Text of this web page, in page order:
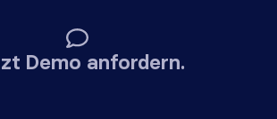
Demo anfordern.